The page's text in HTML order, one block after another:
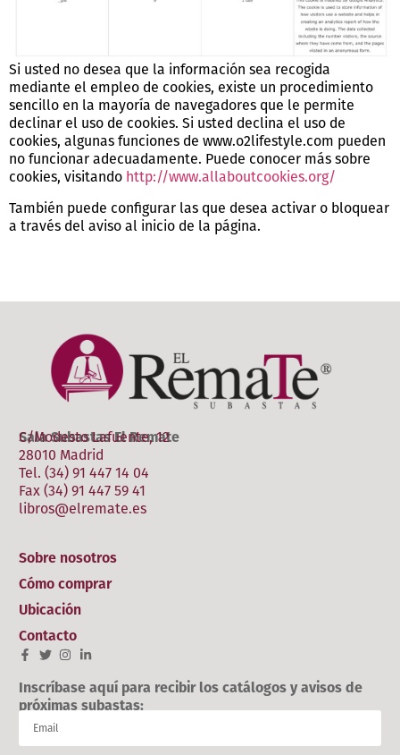
Si usted no desea que la información sea recogida
mediante el empleo de cookies, existe un procedimiento
sencillo en la mayoría de navegadores que le permite
declinar el uso de cookies. Si usted declina el uso de
cookies, algunas funciones de www.o2lifestyle.com pueden
no funcionar adecuadamente. Puede conocer más sobre
cookies, visitando http://www.allaboutcookies.org/
También puede configurar las que desea activar o bloquear
a través del aviso al inicio de la página.
Sala Subastas El Remate
C/Modesto Lafuente, 12
28010 Madrid
Tel. (34) 91 447 14 04
Fax (34) 91 447 59 41
libros@elremate.es
Sobre nosotros
Cómo comprar
Ubicación
Contacto
Inscríbase aquí para recibir los catálogos y avisos de
próximas subastas: